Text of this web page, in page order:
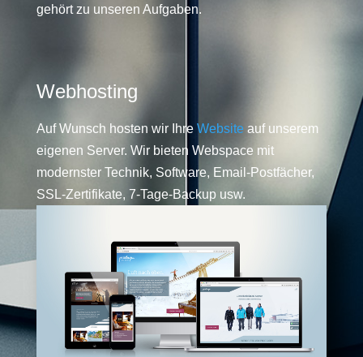
gehört zu unseren Aufgaben.
Webhosting
Auf Wunsch hosten wir Ihre Website auf unserem
eigenen Server. Wir bieten Webspace mit
modernster Technik, Software, Email-Postfächer,
SSL-Zertifikate, 7-Tage-Backup usw.